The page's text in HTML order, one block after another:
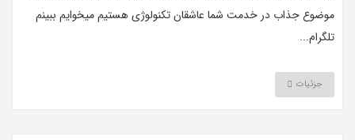
موضوع جذاب در خدمت شما عاشقان تکنولوژی هستیم میخوایم ببینم
تلگرام...
جزئیات